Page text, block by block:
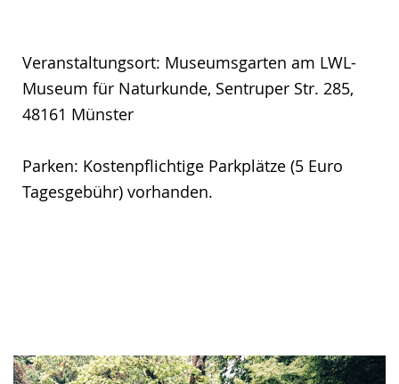
Veranstaltungsort: Museumsgarten am LWL-
Museum für Naturkunde, Sentruper Str. 285,
48161 Münster
Parken: Kostenpflichtige Parkplätze (5 Euro
Tagesgebühr) vorhanden.